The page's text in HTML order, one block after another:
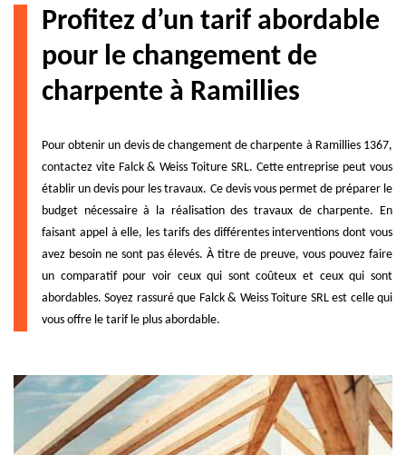
Profitez d’un tarif abordable
pour le changement de
charpente à Ramillies
Pour obtenir un devis de changement de charpente à Ramillies 1367,
contactez vite Falck & Weiss Toiture SRL. Cette entreprise peut vous
établir un devis pour les travaux. Ce devis vous permet de préparer le
budget nécessaire à la réalisation des travaux de charpente. En
faisant appel à elle, les tarifs des différentes interventions dont vous
avez besoin ne sont pas élevés. À titre de preuve, vous pouvez faire
un comparatif pour voir ceux qui sont coûteux et ceux qui sont
abordables. Soyez rassuré que Falck & Weiss Toiture SRL est celle qui
vous offre le tarif le plus abordable.